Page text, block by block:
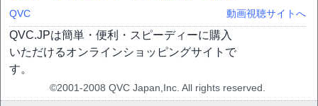
QVC 動画視聴サイトへ
QVC.JPは簡単・便利・スピーディーに購入
いただけるオンラインショッピングサイトで
す。
©2001-2008 QVC Japan,Inc. All rights reserved.